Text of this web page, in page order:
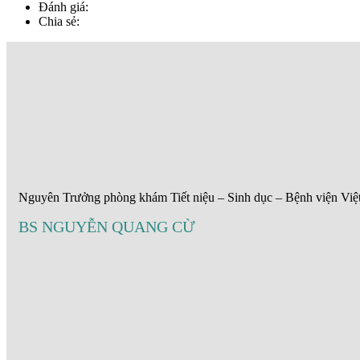
Đánh giá:
Chia sẻ:
Nguyên Trưởng phòng khám Tiết niệu – Sinh dục – Bệnh viện
BS NGUYỄN QUANG CỪ